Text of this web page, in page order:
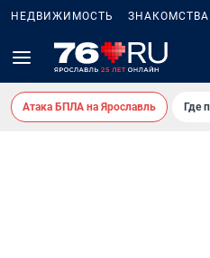
НЕДВИЖИМОСТЬ ЗНАКОМСТВА
Атака БПЛА на Ярославль Где